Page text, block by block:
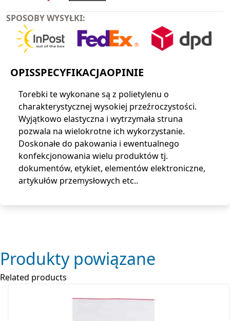
SPOSOBY WYSYŁKI:
OPISSPECYFIKACJAOPINIE
Torebki te wykonane są z polietylenu o
charakterystycznej wysokiej przeźroczystości.
Wyjątkowo elastyczna i wytrzymała struna
pozwala na wielokrotne ich wykorzystanie.
Doskonałe do pakowania i ewentualnego
konfekcjonowania wielu produktów tj.
dokumentów, etykiet, elementów elektroniczne,
artykułów przemysłowych etc..
Produkty powiązane
Related products